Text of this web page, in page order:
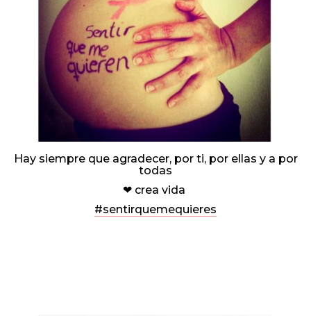
Hay siempre que agradecer, por ti, por ellas y a por
todas
❤ crea vida
#sentirquemequieres